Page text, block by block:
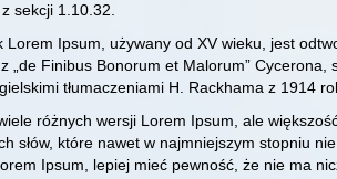
sekcji 1.10.32.
Lorem Ipsum, używany od XV wieku, jest
„de Finibus Bonorum et Malorum” Cycerona,
tłumaczeniami H. Rackhama z 1914
różnych wersji Lorem Ipsum, ale
słów, które nawet w najmniejszym stopniu
Ipsum, lepiej mieć pewność, że nie ma